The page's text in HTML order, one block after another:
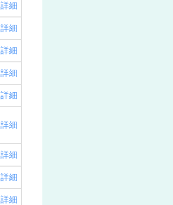
詳細
詳細
詳細
詳細
詳細
詳細
詳細
詳細
詳細